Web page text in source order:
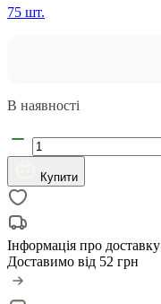
75 шт.
В наявності
Купити
Інформація про доставку
Доставимо від 52 грн